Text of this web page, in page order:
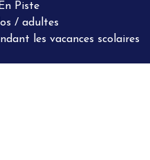
Piste
/ adultes
les vacances scolaires